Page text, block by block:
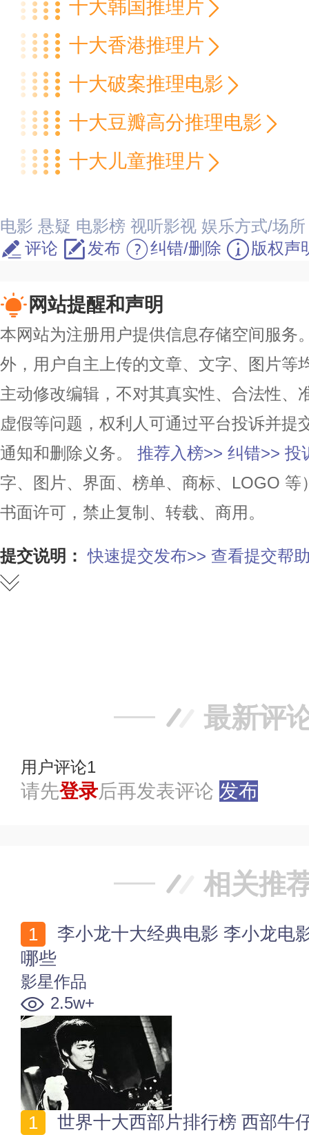
十大韩国推理片
十大香港推理片
十大破案推理电影
十大豆瓣高分推理电影
十大儿童推理片
电影 悬疑 电影榜 视听影视 娱乐方式/场所
评论
发布 纠错/删除 版权声
网站提醒和声明
本网站为注册用户提供信息存储空间服务
外，用户自主上传的文章、文字、图片等
主动修改编辑，不对其真实性、合法性、
虚假等问题，权利人可通过平台投诉并提
通知和删除义务。
推荐入榜>> 纠错>> 投
字、图片、界面、榜单、商标、LOGO
书面许可，禁止复制、转载、商用。
提交说明： 快速提交发布>> 查看提交帮
最新评
用户评论1
请先登录后再发表评论 发布
相关推
哪些
影星作品
2.5w+
世界十大西部片排行榜 西部牛